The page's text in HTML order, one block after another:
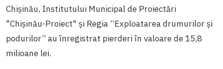
Chișinău, Institutului Municipal de Proiectări
"Chişinău-Proiect" și Regia “Exploatarea drumurilor şi
podurilor” au înregistrat pierderi în valoare de 15,8
milioane lei.